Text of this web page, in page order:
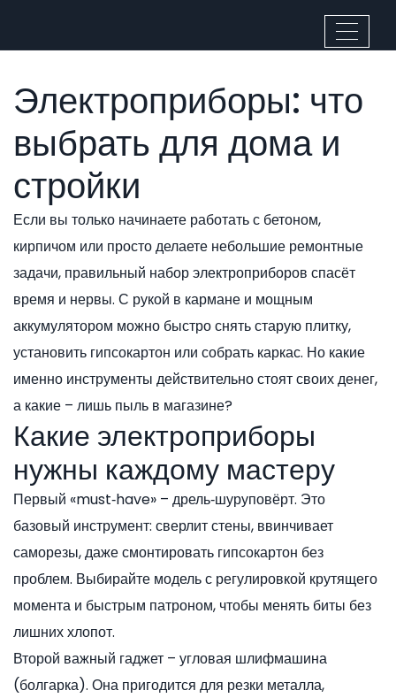
Электроприборы: что
выбрать для дома и
стройки
Если вы только начинаете работать с бетоном,
кирпичом или просто делаете небольшие ремонтные
задачи, правильный набор электроприборов спасёт
время и нервы. С рукой в кармане и мощным
аккумулятором можно быстро снять старую плитку,
установить гипсокартон или собрать каркас. Но какие
именно инструменты действительно стоят своих денег,
а какие – лишь пыль в магазине?
Какие электроприборы
нужны каждому мастеру
Первый «must‑have» – дрель‑шуруповёрт. Это
базовый инструмент: сверлит стены, ввинчивает
саморезы, даже смонтировать гипсокартон без
проблем. Выбирайте модель с регулировкой крутящего
момента и быстрым патроном, чтобы менять биты без
лишних хлопот.
Второй важный гаджет – угловая шлифмашина
(болгарка). Она пригодится для резки металла,